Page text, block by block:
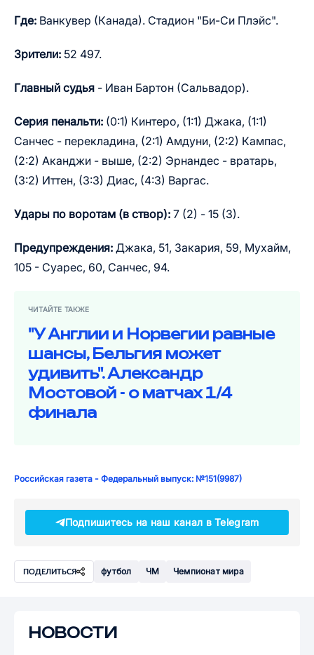
Где: Ванкувер (Канада). Стадион "Би-Си Плэйс".
Зрители: 52 497.
Главный судья - Иван Бартон (Сальвадор).
Серия пенальти: (0:1) Кинтеро, (1:1) Джака, (1:1)
Санчес - перекладина, (2:1) Амдуни, (2:2) Кампас,
(2:2) Аканджи - выше, (2:2) Эрнандес - вратарь,
(3:2) Иттен, (3:3) Диас, (4:3) Варгас.
Удары по воротам (в створ): 7 (2) - 15 (3).
Предупреждения: Джака, 51, Закария, 59, Мухайм,
105 - Суарес, 60, Санчес, 94.
ЧИТАЙТЕ ТАКЖЕ
"У Англии и Норвегии равные
шансы, Бельгия может
удивить". Александр
Мостовой - о матчах 1/4
финала
Российская газета - Федеральный выпуск: №151(9987)
Подпишитесь на наш канал в Telegram
ПОДЕЛИТЬСЯ футбол ЧМ Чемпионат мира
НОВОСТИ